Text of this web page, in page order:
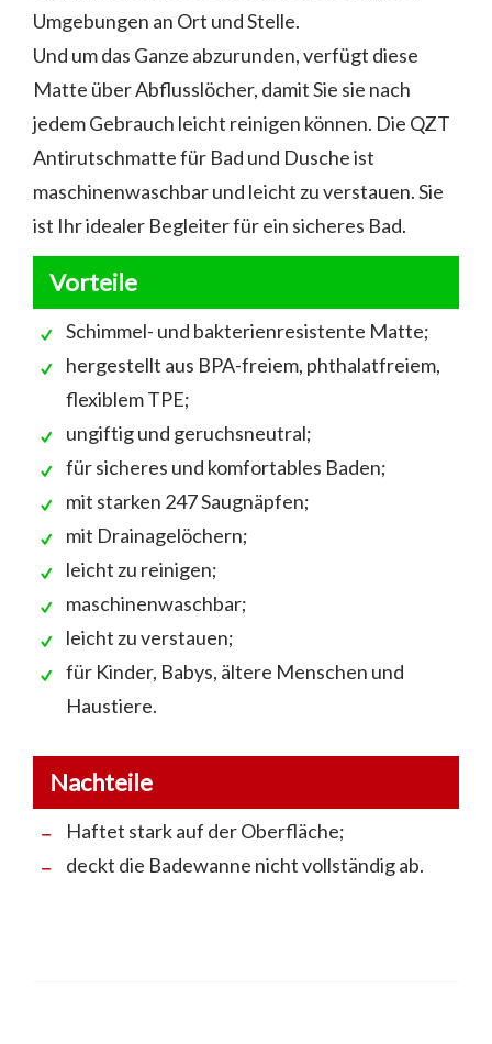
Umgebungen an Ort und Stelle.
Und um das Ganze abzurunden, verfügt diese
Matte über Abflusslöcher, damit Sie sie nach
jedem Gebrauch leicht reinigen können. Die QZT
Antirutschmatte für Bad und Dusche ist
maschinenwaschbar und leicht zu verstauen. Sie
ist Ihr idealer Begleiter für ein sicheres Bad.
Vorteile
Schimmel- und bakterienresistente Matte;
hergestellt aus BPA-freiem, phthalatfreiem,
flexiblem TPE;
ungiftig und geruchsneutral;
für sicheres und komfortables Baden;
mit starken 247 Saugnäpfen;
mit Drainagelöchern;
leicht zu reinigen;
maschinenwaschbar;
leicht zu verstauen;
für Kinder, Babys, ältere Menschen und
Haustiere.
Nachteile
Haftet stark auf der Oberfläche;
deckt die Badewanne nicht vollständig ab.